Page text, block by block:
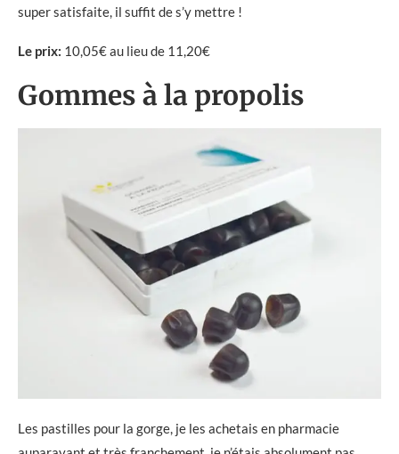
super satisfaite, il suffit de s’y mettre !
Le prix: 10,05€ au lieu de 11,20€
Gommes à la propolis
Les pastilles pour la gorge, je les achetais en pharmacie